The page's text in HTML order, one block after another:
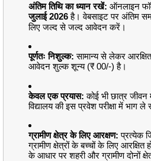
अंतिम तिथि का ध्यान रखें: ऑनलाइन
जुलाई 2026है। वेबसाइट पर अंतिम
लिए जल्द से जल्द आवेदन करें।
पूर्णतः निशुल्क: सामान्य से लेकर
आवेदन शुल्क शून्य (₹ 00/-) है।
केवल एक प्रयास: कोई भी छात्र
विद्यालय की इस प्रवेश परीक्षा में भाग
ग्रामीण क्षेत्र के लिए आरक्षण: प्रत्येक
ग्रामीण क्षेत्रों के बच्चों के लिए
के आधार पर शहरी और ग्रामीण दोनों